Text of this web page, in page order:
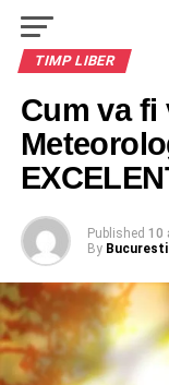
TIMP LIBER
Cum va fi
Published 10
By